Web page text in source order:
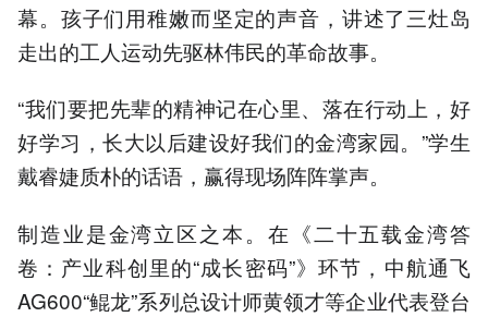
幕。孩子们用稚嫩而坚定的声音，讲述了三灶岛
走出的工人运动先驱林伟民的革命故事。
“我们要把先辈的精神记在心里、落在行动上，好
好学习，长大以后建设好我们的金湾家园。”学生
戴睿婕质朴的话语，赢得现场阵阵掌声。
制造业是金湾立区之本。在《二十五载金湾答
卷：产业科创里的“成长密码”》环节，中航通飞
AG600“鲲龙”系列总设计师黄领才等企业代表登台